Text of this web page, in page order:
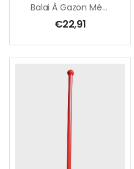
Balai À Gazon Métal Avec Manche Bois, 22 Dents
€22,91